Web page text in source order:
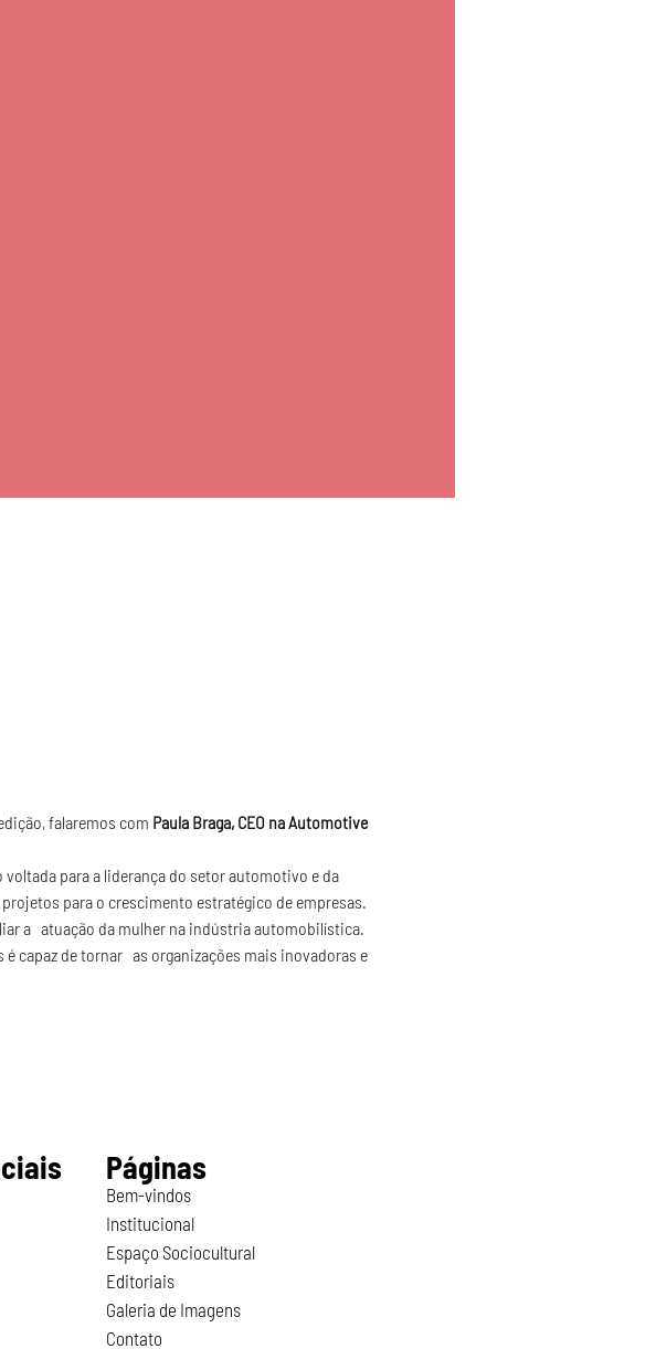
falaremos com Paula Braga, CEO na Automotive
para a liderança do setor automotivo e da
para o crescimento estratégico de empresas.
a   atuação da mulher na indústria automobilística.
capaz de tornar   as organizações mais inovadoras e
Páginas
Bem-vindos
Institucional
Espaço Sociocultural
Editoriais
Galeria de Imagens
Contato